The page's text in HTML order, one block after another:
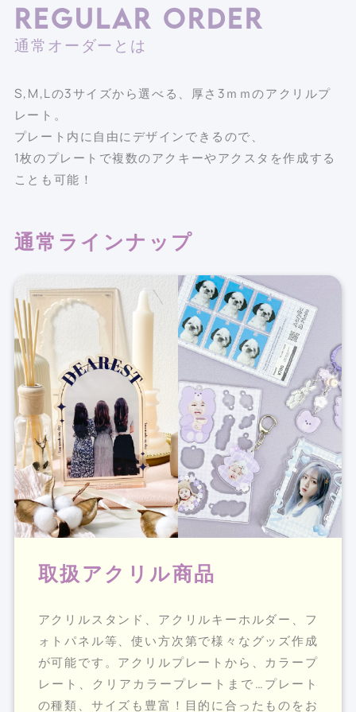
REGULAR ORDER
通常オーダーとは
S,M,Lの3サイズから選べる、厚さ3ｍｍのアクリルプ
レート。
プレート内に自由にデザインできるので、
1枚のプレートで複数のアクキーやアクスタを作成する
ことも可能！
通常ラインナップ
取扱アクリル商品
アクリルスタンド、アクリルキーホルダー、フ
ォトパネル等、使い方次第で様々なグッズ作成
が可能です。アクリルプレートから、カラープ
レート、クリアカラープレートまで…プレート
の種類、サイズも豊富！目的に合ったものをお